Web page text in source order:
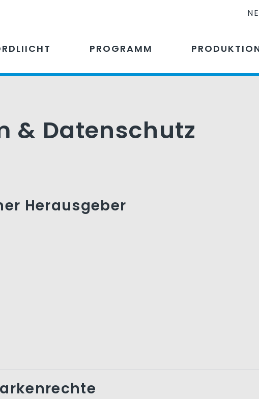
PROGRAMM
& Datenschutz
Herausgeber